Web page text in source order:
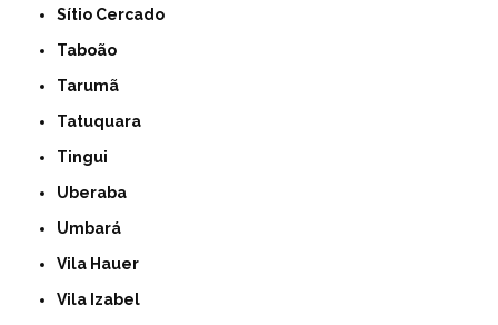
Sítio Cercado
Taboão
Tarumã
Tatuquara
Tingui
Uberaba
Umbará
Vila Hauer
Vila Izabel